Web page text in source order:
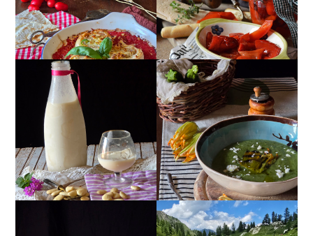
MANDORLITO
CREMA ESTIVA DI
ZUCCHINE CON FIORI E
FETA